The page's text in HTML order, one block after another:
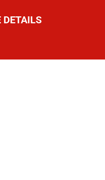
DETAILS